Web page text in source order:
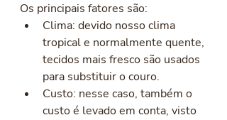
Os principais fatores são:
Clima: devido nosso clima
tropical e normalmente quente,
tecidos mais fresco são usados
para substituir o couro.
Custo: nesse caso, também o
custo é levado em conta, visto